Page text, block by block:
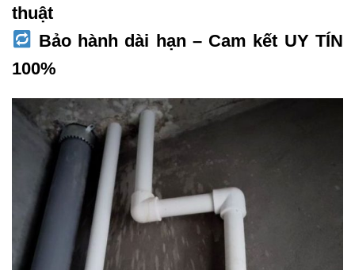
thuật
Bảo hành dài hạn – Cam kết UY TÍN
100%